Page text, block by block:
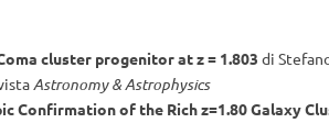
cluster progenitor at z = 1.803 di
Astronomy & Astrophysics
Confirmation of the Rich z=1.80 Galaxy